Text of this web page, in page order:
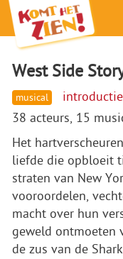
West Side
musical
38 acteurs, 15
Het
liefde die opbloeit
straten van New
vooroordelen,
macht over hun
geweld ontmoeten
de zus van de